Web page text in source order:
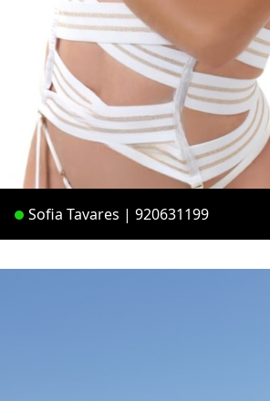
Sofia Tavares | 920631199